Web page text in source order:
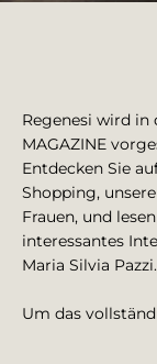
Regenesi wird in
MAGAZINE
Entdecken Sie
Shopping,
Frauen, und
interessantes
Maria Silvia Pazzi.
Um das